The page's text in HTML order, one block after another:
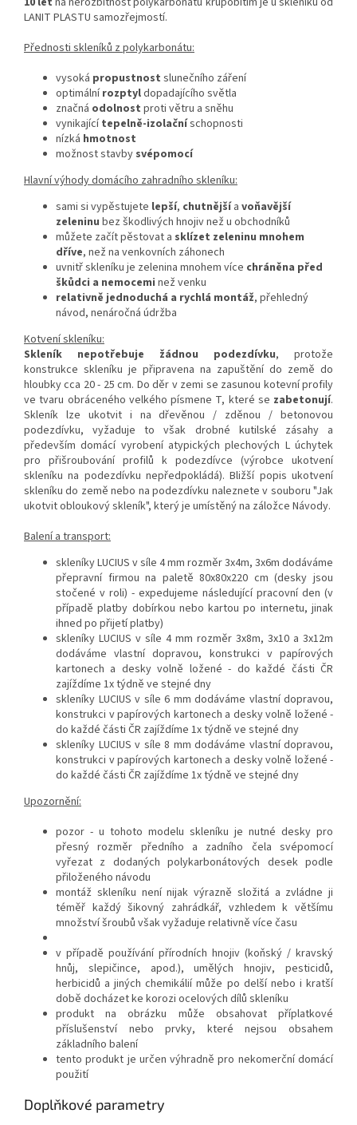
LANIT PLASTU samozřejmostí.
Přednosti skleníků z polykarbonátu:
vysoká propustnost slunečního záření
optimálnírozptyldopadajícího světla
značná odolnost proti větru a sněhu
vynikajícítepelně-izolačníschopnosti
nízká hmotnost
možnost stavby svépomocí
Hlavní výhody domácího zahradního skleníku:
sami si vypěstujete lepší, chutnějšía voňavější
zeleninu bez škodlivých hnojiv než u obchodníků
můžete začít pěstovat a sklízet zeleninu mnohem
dříve, než na venkovních záhonech
uvnitř skleníku je zelenina mnohem více chráněna před
škůdci a nemocemi než venku
relativně jednoduchá a rychlá montáž, přehledný
návod, nenáročná údržba
Kotvení skleníku:
Skleník nepotřebuje žádnou podezdívku, protože
konstrukce skleníku je připravena na zapuštění do země do
hloubky cca 20 - 25 cm. Do děr v zemi se zasunou kotevní profily
ve tvaru obráceného velkého písmene T, které se zabetonují.
Skleník lze ukotvit i na dřevěnou / zděnou / betonovou
podezdívku, vyžaduje to však drobné kutilské zásahy a
především domácí vyrobení atypických plechových L úchytek
pro přišroubování profilů k podezdívce (výrobce ukotvení
skleníku na podezdívku nepředpokládá). Bližší popis ukotvení
skleníku do země nebo na podezdívku naleznete v souboru "Jak
ukotvit obloukový skleník", který je umístěný na záložce Návody.
Balení a transport:
skleníky LUCIUS v síle 4 mm rozměr 3x4m, 3x6m dodáváme
přepravní firmou na paletě 80x80x220 cm (desky jsou
stočené v roli) - expedujeme následující pracovní den (v
případě platby dobírkou nebo kartou po internetu, jinak
ihned po přijetí platby)
skleníky LUCIUS v síle 4 mm rozměr 3x8m, 3x10 a 3x12m
dodáváme vlastní dopravou, konstrukci v papírových
kartonech a desky volně ložené - do každé části ČR
zajíždíme 1x týdně ve stejné dny
skleníky LUCIUS v síle 6 mm dodáváme vlastní dopravou,
konstrukci v papírových kartonech a desky volně ložené -
do každé části ČR zajíždíme 1x týdně ve stejné dny
skleníky LUCIUS v síle 8 mm dodáváme vlastní dopravou,
konstrukci v papírových kartonech a desky volně ložené -
do každé části ČR zajíždíme 1x týdně ve stejné dny
Upozornění:
pozor - u tohoto modelu skleníku je nutné desky pro
přesný rozměr předního a zadního čela svépomocí
vyřezat z dodaných polykarbonátových desek podle
přiloženého návodu
montáž skleníku není nijak výrazně složitá a zvládne ji
téměř každý šikovný zahrádkář, vzhledem k většímu
množství šroubů však vyžaduje relativně více času
v případě používání přírodních hnojiv (koňský / kravský
hnůj, slepičince, apod.), umělých hnojiv, pesticidů,
herbicidů a jiných chemikálií může po delší nebo i kratší
době docházet ke korozi ocelových dílů skleníku
produkt na obrázku může obsahovat příplatkové
příslušenství nebo prvky, které nejsou obsahem
základního balení
tento produkt je určen výhradně pro nekomerční domácí
použití
Doplňkové parametry